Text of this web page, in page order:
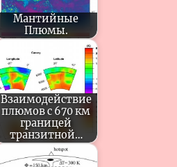
Мантийные
Плюмы.
Взаимодействие
плюмов с 670 км
границей
транзитной…